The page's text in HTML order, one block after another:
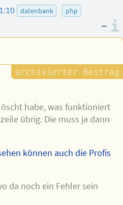
datenbank php
–
habe, was funktioniert
übrig. Die muss ja dann
können auch die Profis
da noch ein Fehler sein